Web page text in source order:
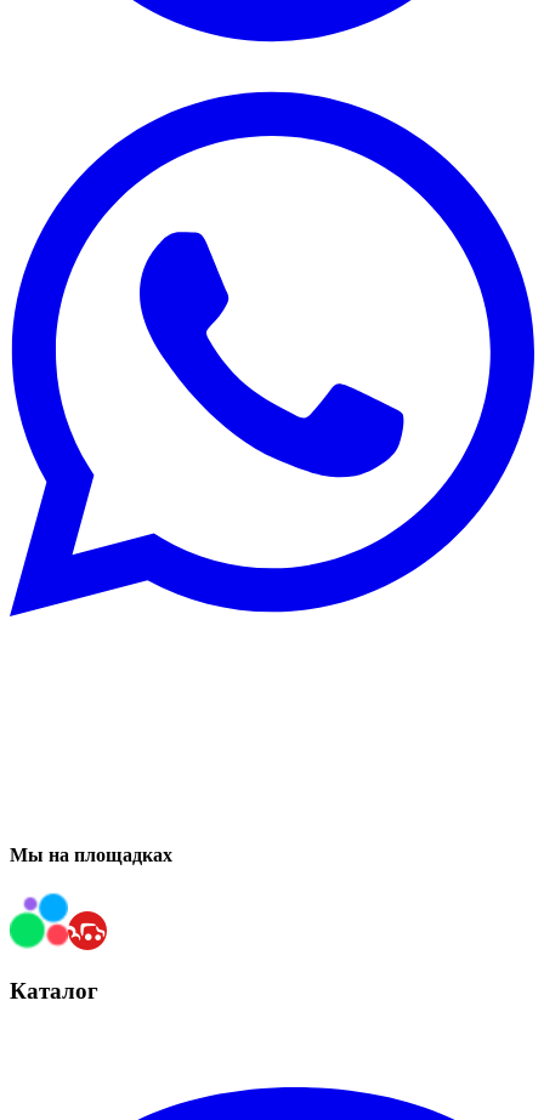
Мы на площадках
Каталог